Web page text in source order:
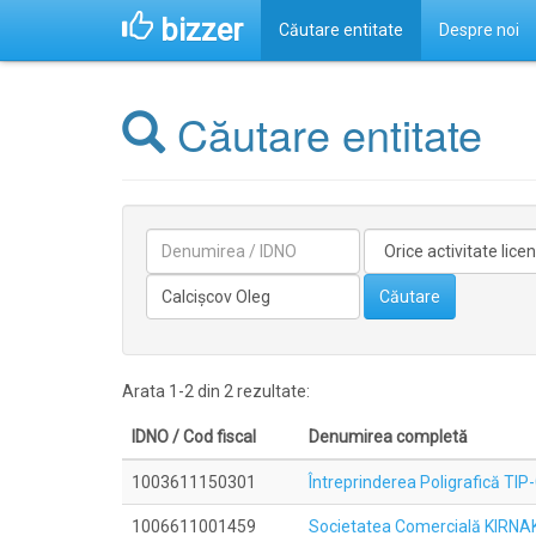
bizzer Căutare entitate Despre noi
Căutare entitate
licentiata
Căutare
Arata 1-2 din 2 rezultate:
IDNO / Cod fiscal Denumirea completă
1003611150301 Întreprinderea Poligrafică
1006611001459 Societatea Comercială